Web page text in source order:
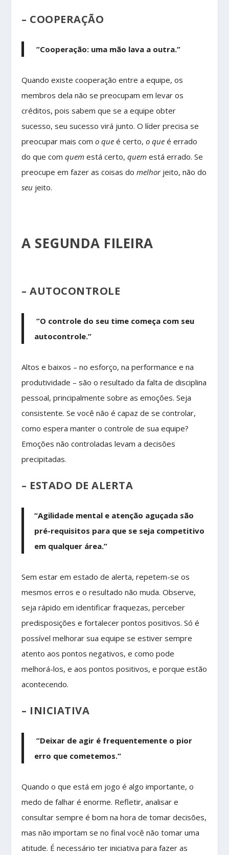
– COOPERAÇÃO
”Cooperação: uma mão lava a outra.”
Quando existe cooperação entre a equipe, os
membros dela não se preocupam em levar os
créditos, pois sabem que se a equipe obter
sucesso, seu sucesso virá junto. O líder precisa se
preocupar mais como que é certo,o que é errado
do que comquem está certo,quem está errado. Se
preocupe em fazer as coisas do melhorjeito, não do
seu jeito.
A SEGUNDA FILEIRA
– AUTOCONTROLE
”O controle do seu time começa com seu
autocontrole.”
Altos e baixos – no esforço, na performance e na
produtividade – são o resultado da falta de disciplina
pessoal, principalmente sobre as emoções. Seja
consistente. Se você não é capaz de se controlar,
como espera manter o controle de sua equipe?
Emoções não controladas levam a decisões
precipitadas.
– ESTADO DE ALERTA
“Agilidade mental e atenção aguçada são
pré-requisitos para que se seja competitivo
em qualquer área.”
Sem estar em estado de alerta, repetem-se os
mesmos erros e o resultado não muda. Observe,
seja rápido em identificar fraquezas, perceber
predisposições e fortalecer pontos positivos. Só é
possível melhorar sua equipe se estiver sempre
atento aos pontos negativos, e como pode
melhorá-los, e aos pontos positivos, e porque estão
acontecendo.
– INICIATIVA
”Deixar de agir é frequentemente o pior
erro que cometemos.”
Quando o que está em jogo é algo importante, o
medo de falhar é enorme. Refletir, analisar e
consultar sempre é bom na hora de tomar decisões,
mas não importam se no final você não tomar uma
atitude. É necessário ter iniciativa para fazer as